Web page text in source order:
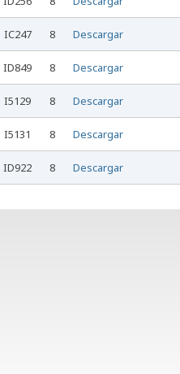
IC247 8 Descargar
ID849 8 Descargar
I5129 8 Descargar
I5131 8 Descargar
ID922 8 Descargar